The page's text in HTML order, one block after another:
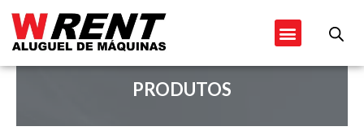
para
conteúdo
Menu
PRODUTOS